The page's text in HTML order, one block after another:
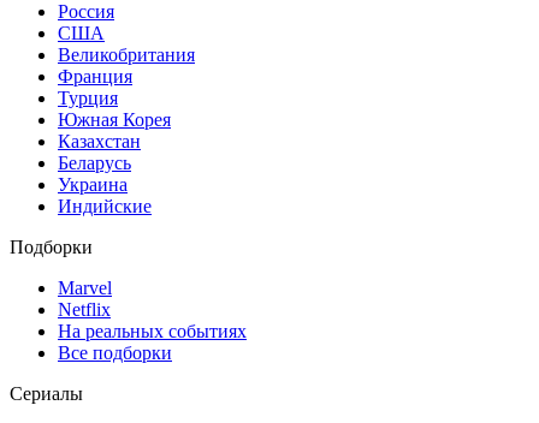
Россия
США
Великобритания
Франция
Турция
Южная Корея
Казахстан
Беларусь
Украина
Индийские
Подборки
Marvel
Netflix
На реальных событиях
Все подборки
Сериалы